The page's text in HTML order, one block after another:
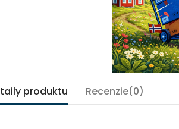
produktu Recenzie(0)